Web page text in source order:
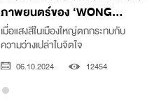
ภาพยนตร์ของ ‘WONG...
เมื่อแสงสีในเมืองใหญ่ตกกระทบกับ
ความว่างเปล่าในจิตใจ
06.10.2024 12454